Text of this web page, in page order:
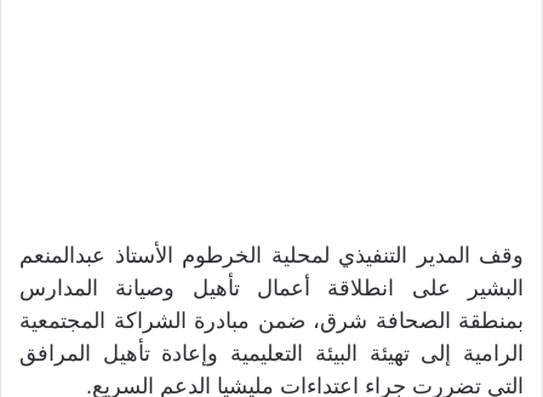
وقف المدير التنفيذي لمحلية الخرطوم الأستاذ عبدالمنعم
البشير على انطلاقة أعمال تأهيل وصيانة المدارس
بمنطقة الصحافة شرق، ضمن مبادرة الشراكة المجتمعية
الرامية إلى تهيئة البيئة التعليمية وإعادة تأهيل المرافق
التي تضررت جراء اعتداءات مليشيا الدعم السريع.